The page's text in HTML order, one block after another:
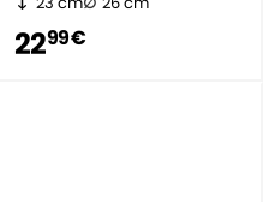
2299 €